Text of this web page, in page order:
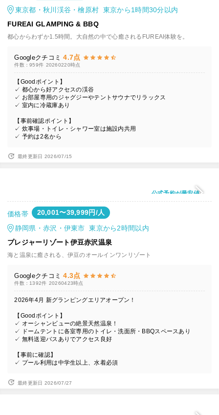
東京都・秋川渓谷・檜原村 東京から1時間30分以内
FUREAI GLAMPING & BBQ
都心からわずか1.5時間。大自然の中で心癒されるFUREAI体験を。
Googleクチコミ 4.7点
件数：959件 20260220時点
【Goodポイント】
✓ 都心から好アクセスの渓谷
✓ お部屋専用のジャグジーやテントサウナでリラックス
✓ 室内に冷蔵庫あり
【事前確認ポイント】
✓ 炊事場・トイレ・シャワー室は施設内共用
✓ 予約は2名から
最終更新日 2026/07/15
公式予約が最安値
価格帯 20,001〜39,999円/人
静岡県・赤沢・伊東市 東京から2時間以内
プレジャーリゾート伊豆赤沢温泉
海と温泉に癒される、伊豆のオールインワンリゾート
Googleクチコミ 4.3点
件数：1392件 20260423時点
2026年4月 新グランピングエリアオープン！
【Goodポイント】
✓ オーシャンビューの絶景天然温泉！
✓ ドームテントに各室専用のトイレ・洗面所・BBQスペースあり
✓ 無料送迎バスありでアクセス良好
【事前に確認】
✓ プール利用は中学生以上、水着必須
最終更新日 2026/07/27